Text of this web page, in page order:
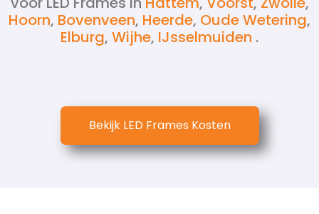
Hoorn, Bovenveen, Heerde, Oude Wetering,
Elburg, Wijhe, IJsselmuiden .
Bekijk LED Frames Kosten